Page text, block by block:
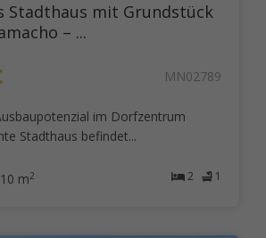
Stadthaus mit Grundstück
– ...
MN02789
im Dorfzentrum
Stadthaus befindet...
2 1
m2